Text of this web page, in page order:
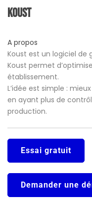
Koust
A propos
Koust est un logiciel de
Koust permet
établissement.
L’idée est simple :
en ayant plus de
production.
Essai gratuit
Demander une